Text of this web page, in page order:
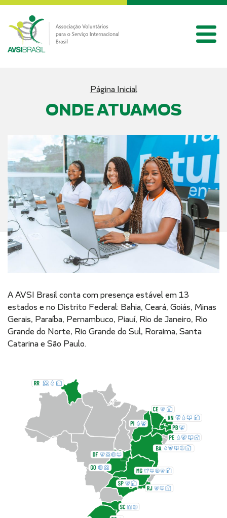
Página Inicial
ONDE ATUAMOS
A AVSI Brasil conta com presença estável em 13
estados e no Distrito Federal: Bahia, Ceará, Goiás, Minas
Gerais, Paraíba, Pernambuco, Piauí, Rio de Janeiro, Rio
Grande do Norte, Rio Grande do Sul, Roraima, Santa
Catarina e São Paulo.